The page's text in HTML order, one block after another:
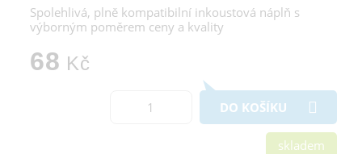
Spolehlivá, plně kompatibilní inkoustová náplň s
výborným poměrem ceny a kvality
68 Kč
DO KOŠÍKU
skladem